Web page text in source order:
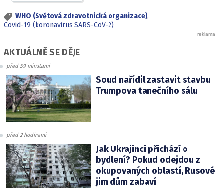
WHO (Světová zdravotnická organizace),
Covid-19 (koronavirus SARS-CoV-2)
AKTUÁLNĚ SE DĚJE
před 59 minutami
Soud nařídil zastavit stavbu
Trumpova tanečního sálu
před 2 hodinami
Jak Ukrajinci přichází o
bydlení? Pokud odejdou z
okupovaných oblastí, Rusové
jim dům zabaví